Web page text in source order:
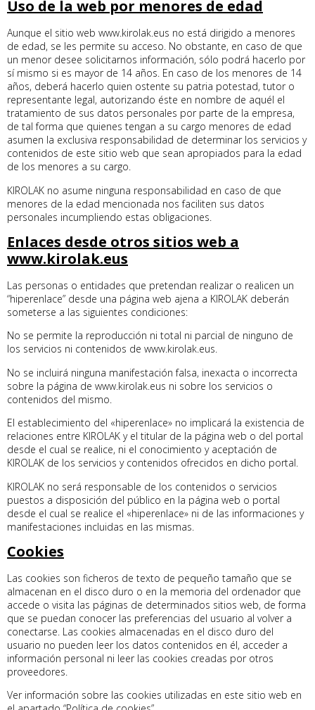
Uso de la web por menores de edad
Aunque el sitio web www.kirolak.eus no está dirigido a menores
de edad, se les permite su acceso. No obstante, en caso de que
un menor desee solicitarnos información, sólo podrá hacerlo por
sí mismo si es mayor de 14 años. En caso de los menores de 14
años, deberá hacerlo quien ostente su patria potestad, tutor o
representante legal, autorizando éste en nombre de aquél el
tratamiento de sus datos personales por parte de la empresa,
de tal forma que quienes tengan a su cargo menores de edad
asumen la exclusiva responsabilidad de determinar los servicios y
contenidos de este sitio web que sean apropiados para la edad
de los menores a su cargo.
KIROLAK no asume ninguna responsabilidad en caso de que
menores de la edad mencionada nos faciliten sus datos
personales incumpliendo estas obligaciones.
Enlaces desde otros sitios web a
www.kirolak.eus
Las personas o entidades que pretendan realizar o realicen un
“hiperenlace” desde una página web ajena a KIROLAK deberán
someterse a las siguientes condiciones:
No se permite la reproducción ni total ni parcial de ninguno de
los servicios ni contenidos de www.kirolak.eus.
No se incluirá ninguna manifestación falsa, inexacta o incorrecta
sobre la página de www.kirolak.eus ni sobre los servicios o
contenidos del mismo.
El establecimiento del «hiperenlace» no implicará la existencia de
relaciones entre KIROLAK y el titular de la página web o del portal
desde el cual se realice, ni el conocimiento y aceptación de
KIROLAK de los servicios y contenidos ofrecidos en dicho portal.
KIROLAK no será responsable de los contenidos o servicios
puestos a disposición del público en la página web o portal
desde el cual se realice el «hiperenlace» ni de las informaciones y
manifestaciones incluidas en las mismas.
Cookies
Las cookies son ficheros de texto de pequeño tamaño que se
almacenan en el disco duro o en la memoria del ordenador que
accede o visita las páginas de determinados sitios web, de forma
que se puedan conocer las preferencias del usuario al volver a
conectarse. Las cookies almacenadas en el disco duro del
usuario no pueden leer los datos contenidos en él, acceder a
información personal ni leer las cookies creadas por otros
proveedores.
Ver información sobre las cookies utilizadas en este sitio web en